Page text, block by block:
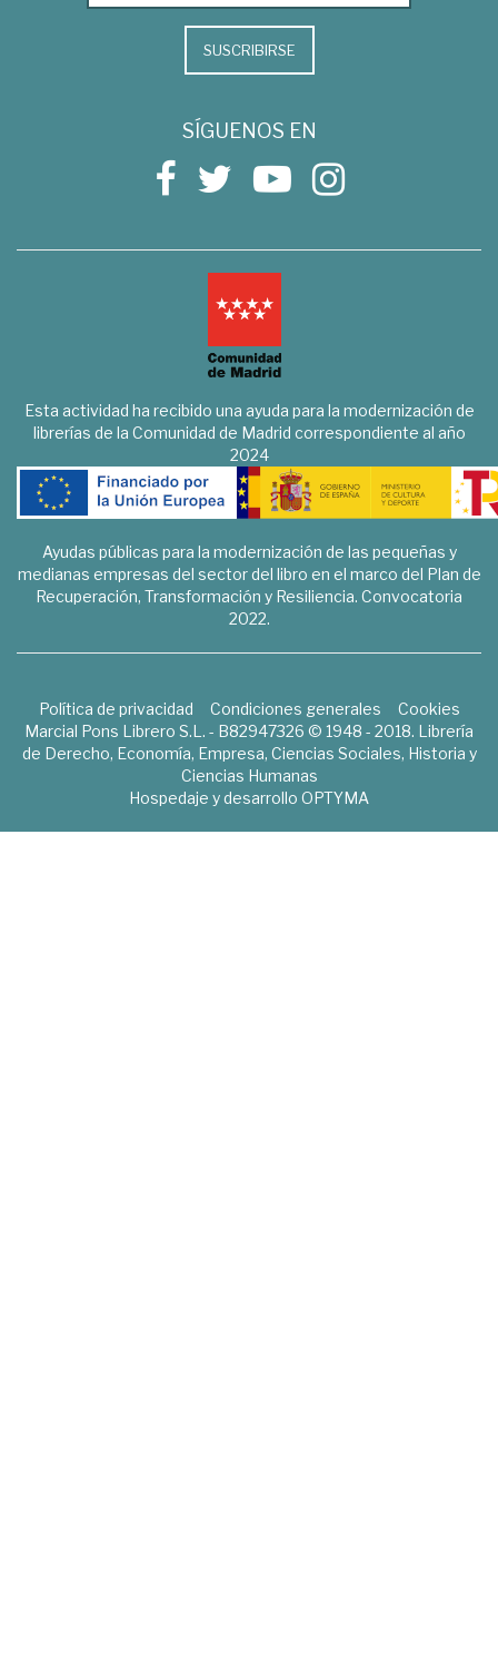
SUSCRIBIRSE
SÍGUENOS EN
Esta actividad ha recibido una ayuda para la modernización de
librerías de la Comunidad de Madrid correspondiente al año
2024
Ayudas públicas para la modernización de las pequeñas y
medianas empresas del sector del libro en el marco del Plan de
Recuperación, Transformación y Resiliencia. Convocatoria
2022.
Política de privacidad Condiciones generales
Cookies
Marcial Pons Librero S.L. - B82947326 © 1948 - 2018. Librería
de Derecho, Economía, Empresa, Ciencias Sociales, Historia y
Ciencias Humanas
Hospedaje y desarrollo OPTYMA